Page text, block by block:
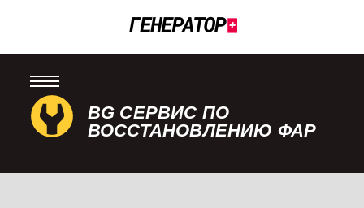
BG СЕРВИС ПО
ВОССТАНОВЛЕНИЮ ФАР